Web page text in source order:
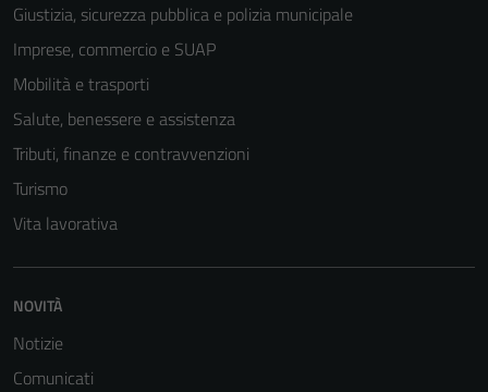
Giustizia, sicurezza pubblica e polizia municipale
Imprese, commercio e SUAP
Mobilità e trasporti
Salute, benessere e assistenza
Tributi, finanze e contravvenzioni
Turismo
Vita lavorativa
NOVITÀ
Notizie
Comunicati